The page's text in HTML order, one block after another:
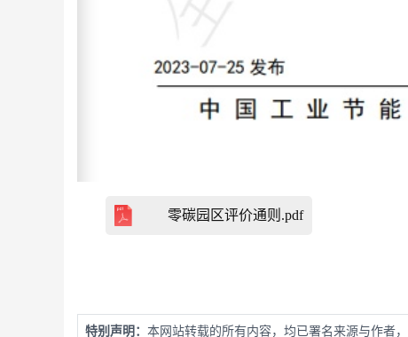
零碳园区评价通则.pdf
特别声明： 本网站转载的所有内容，均已署名来源与作者